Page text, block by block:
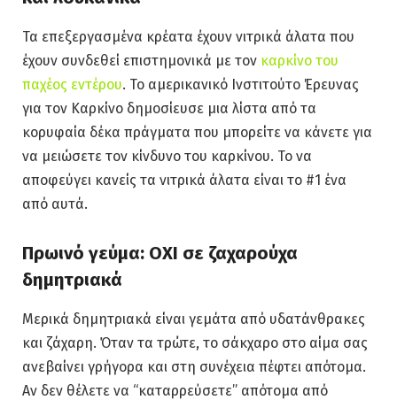
Τα επεξεργασμένα κρέατα έχουν νιτρικά άλατα που
έχουν συνδεθεί επιστημονικά με τον καρκίνο του
παχέος εντέρου. Το αμερικανικό Ινστιτούτο Έρευνας
για τον Καρκίνο δημοσίευσε μια λίστα από τα
κορυφαία δέκα πράγματα που μπορείτε να κάνετε για
να μειώσετε τον κίνδυνο του καρκίνου. Το να
αποφεύγει κανείς τα νιτρικά άλατα είναι το #1 ένα
από αυτά.
Πρωινό γεύμα: ΟΧΙ σε ζαχαρούχα
δημητριακά
Μερικά δημητριακά είναι γεμάτα από υδατάνθρακες
και ζάχαρη. Όταν τα τρώτε, το σάκχαρο στο αίμα σας
ανεβαίνει γρήγορα και στη συνέχεια πέφτει απότομα.
Αν δεν θέλετε να “καταρρεύσετε” απότομα από